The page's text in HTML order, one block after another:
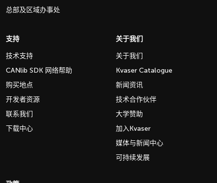
总部及区域办事处
支持
技术支持
CANlib SDK 网络帮助
购买地点
开发者资源
联系我们
下载中心
关于我们
关于我们
Kvaser Catalogue
新闻资讯
技术合作伙伴
大学赞助
加入Kvaser
媒体与新闻中心
可持续发展